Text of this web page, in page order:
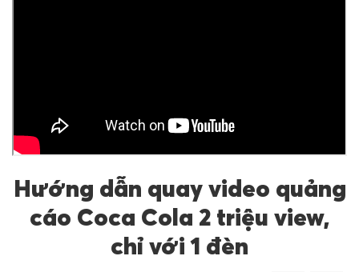
Hướng dẫn quay video quảng
cáo Coca Cola 2 triệu view,
chỉ với 1 đèn